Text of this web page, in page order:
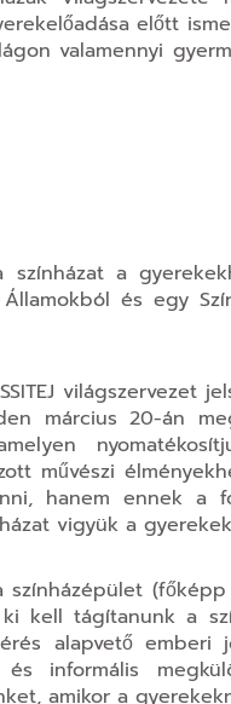
előtt
valamennyi
a
és egy
világszervezet
március 20-án
művészi
hanem ennek a
vigyük a
kell tágítanunk a
alapvető
informális
amikor a